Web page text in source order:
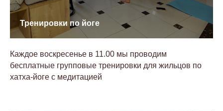
Тренировки по йоге
Каждое воскресенье в 11.00 мы проводим
бесплатные групповые тренировки для жильцов по
хатха-йоге с медитацией